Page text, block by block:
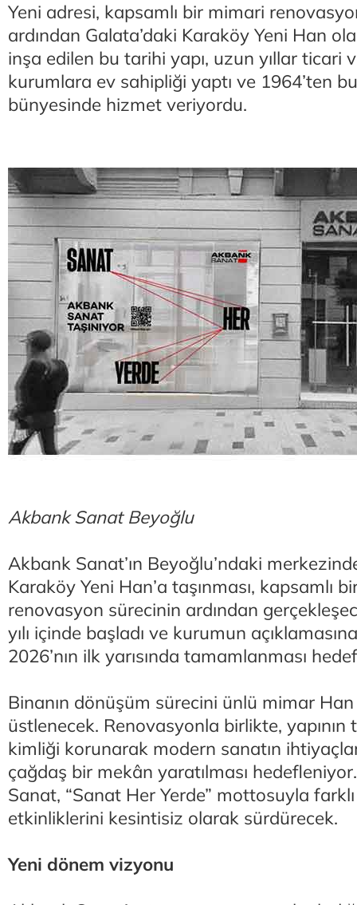
Yeni adresi, kapsamlı bir mimari
ardından Galata’daki Karaköy Yeni Han
inşa edilen bu tarihi yapı, uzun yıllar ticari
kurumlara ev sahipliği yaptı ve 1964’ten
bünyesinde hizmet veriyordu.
Akbank Sanat Beyoğlu
Akbank Sanat’ın Beyoğlu’ndaki
Karaköy Yeni Han’a taşınması, kapsamlı
renovasyon sürecinin ardından
yılı içinde başladı ve kurumun
2026’nın ilk yarısında tamamlanması
Binanın dönüşüm sürecini ünlü mimar
üstlenecek. Renovasyonla birlikte,
kimliği korunarak modern sanatın
çağdaş bir mekân yaratılması
Sanat, “Sanat Her Yerde” mottosuyla
etkinliklerini kesintisiz olarak sürdürecek.
Yeni dönem vizyonu